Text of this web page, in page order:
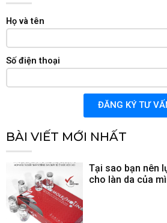
Họ và tên
Số điện thoại
ĐĂNG KÝ TƯ
BÀI VIẾT MỚI NHẤT
Tại sao bạn nên
cho làn da của